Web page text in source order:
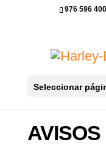
976 596 400
Seleccionar